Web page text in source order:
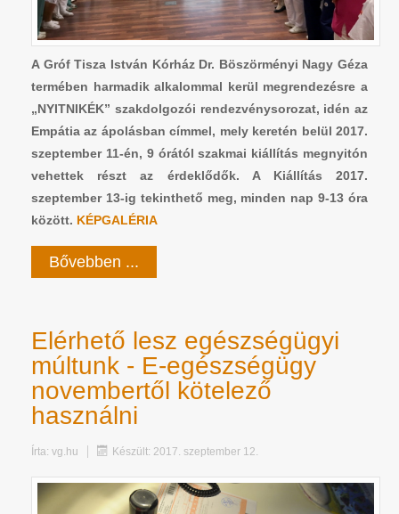
A Gróf Tisza István Kórház Dr. Böszörményi Nagy Géza
termében harmadik alkalommal kerül megrendezésre a
„NYITNIKÉK” szakdolgozói rendezvénysorozat, idén az
Empátia az ápolásban címmel, mely keretén belül 2017.
szeptember 11-én, 9 órától szakmai kiállítás megnyitón
vehettek részt az érdeklődők. A Kiállítás 2017.
szeptember 13-ig tekinthető meg, minden nap 9-13 óra
között. KÉPGALÉRIA
Bővebben ...
Elérhető lesz egészségügyi
múltunk - E-egészségügy
novembertől kötelező
használni
Írta: vg.hu Készült: 2017. szeptember 12.